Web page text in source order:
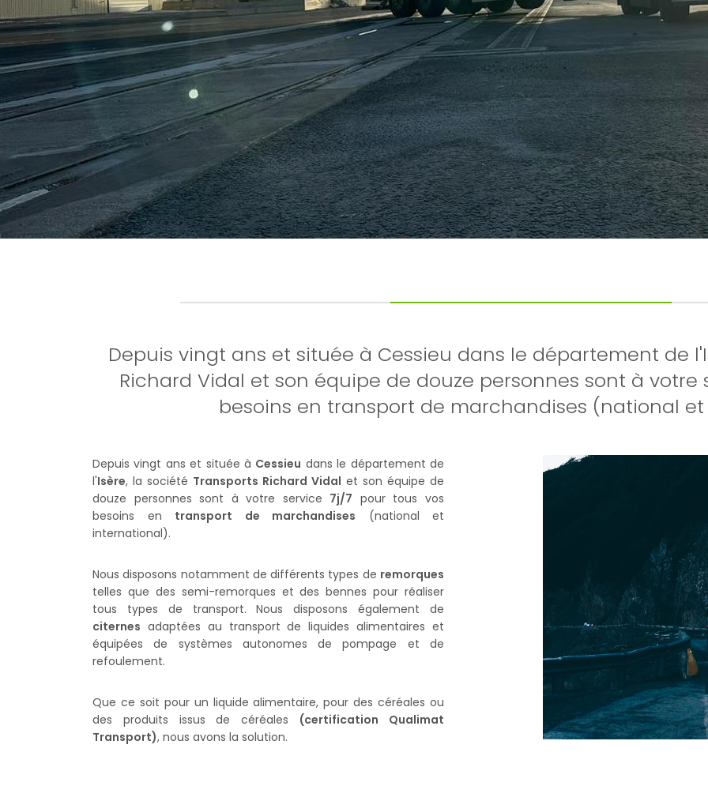
Depuis vingt ans et située à Cessieu dans le département de
Richard Vidal et son équipe de douze personnes sont à votre
besoins en transport de marchandises (national
Depuis vingt ans et située à Cessieu dans le département de
l'Isère, la société Transports Richard Vidal et son équipe de
douze personnes sont à votre service 7j/7 pour tous vos
besoins en transport de marchandises (national et
international).
Nous disposons notamment de différents types de remorques
telles que des semi-remorques et des bennes pour réaliser
tous types de transport. Nous disposons également de
citernes adaptées au transport de liquides alimentaires et
équipées de systèmes autonomes de pompage et de
refoulement.
Que ce soit pour un liquide alimentaire, pour des céréales ou
des produits issus de céréales (certification Qualimat
Transport), nous avons la solution.